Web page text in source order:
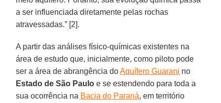
a ser influenciada diretamente pelas rochas
atravessadas.” [2].
A partir das análises físico-químicas existentes na
área de estudo que, inicialmente, como piloto pode
ser a área de abrangência doAquífero Guarani no
Estado de São Paulo e se estendendo para toda a
sua ocorrência na Bacia do Paraná, em território